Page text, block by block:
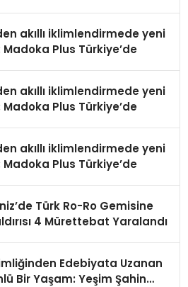
akıllı iklimlendirmede yeni
Plus Türkiye’de
akıllı iklimlendirmede yeni
Plus Türkiye’de
akıllı iklimlendirmede yeni
Plus Türkiye’de
Türk Ro-Ro Gemisine
4 Mürettebat Yaralandı
Edebiyata Uzanan
Bir Yaşam: Yeşim Şahin